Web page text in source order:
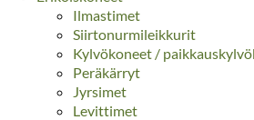
Ilmastimet
Siirtonurmileikkurit
Kylvökoneet /
Peräkärryt
Jyrsimet
Levittimet